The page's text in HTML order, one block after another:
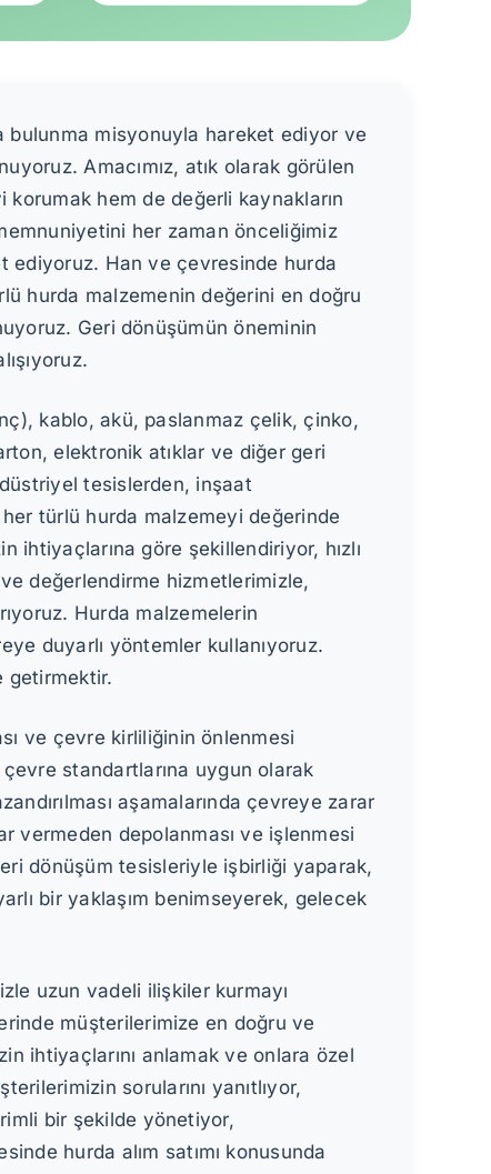
bulunma misyonuyla hareket ediyor ve
Amacımız, atık olarak görülen
hem de değerli kaynakların
her zaman önceliğimiz
ediyoruz. Han ve çevresinde hurda
hurda malzemenin değerini en doğru
Geri dönüşümün öneminin
kablo, akü, paslanmaz çelik, çinko,
elektronik atıklar ve diğer geri
tesislerden, inşaat
türlü hurda malzemeyi değerinde
ihtiyaçlarına göre şekillendiriyor, hızlı
değerlendirme hizmetlerimizle,
Hurda malzemelerin
duyarlı yöntemler kullanıyoruz.
getirmektir.
ve çevre kirliliğinin önlenmesi
standartlarına uygun olarak
aşamalarında çevreye zarar
vermeden depolanması ve işlenmesi
dönüşüm tesisleriyle işbirliği yaparak,
bir yaklaşım benimseyerek, gelecek
uzun vadeli ilişkiler kurmayı
müşterilerimize en doğru ve
ihtiyaçlarını anlamak ve onlara özel
sorularını yanıtlıyor,
bir şekilde yönetiyor,
hurda alım satımı konusunda